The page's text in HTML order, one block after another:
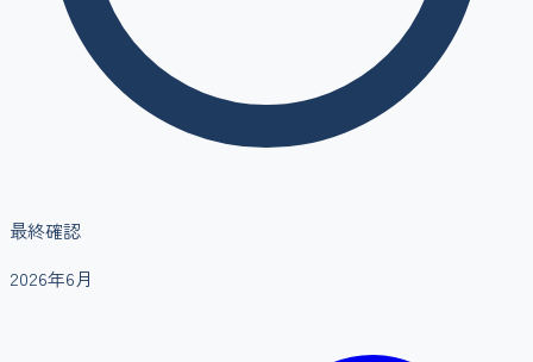
最終確認
2026年6月